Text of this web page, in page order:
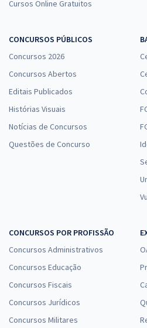
Cursos Online Gratuitos
CONCURSOS PÚBLICOS
Concursos 2026
Concursos Abertos
Editais Publicados
Histórias Visuais
Notícias de Concursos
Questões de Concurso
CONCURSOS POR PROFISSÃO
Concursos Administrativos
Concursos Educação
Concursos Fiscais
Concursos Jurídicos
Concursos Militares